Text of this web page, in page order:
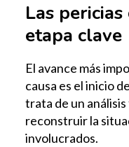
Las
etapa clave
El avance más
causa es el inicio
trata de un
reconstruir la
involucrados.